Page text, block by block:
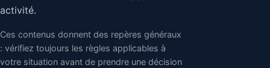
activité.
Ces contenus donnent des repères généraux
: vérifiez toujours les règles applicables à
votre situation avant de prendre une décision